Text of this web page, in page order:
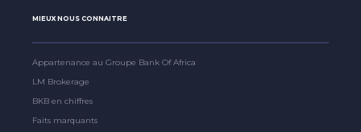
MIEUX NOUS CONNAITRE
Appartenance au Groupe Bank Of Africa
LM Brokerage
BKB en chiffres
Faits marquants